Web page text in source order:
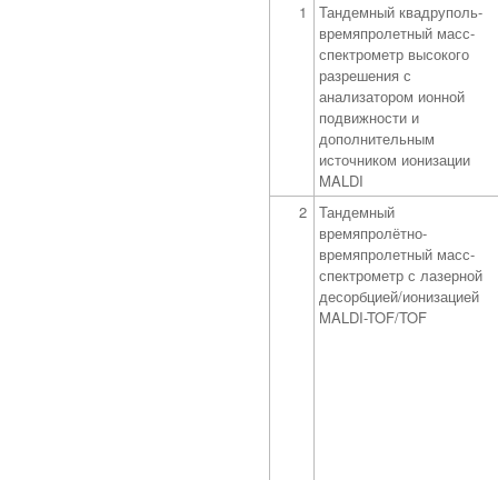
1
Тандемный квадруполь-
времяпролетный масс-
спектрометр высокого
разрешения с
анализатором ионной
подвижности и
дополнительным
источником ионизации
MALDI
2 Тандемный
времяпролётно-
времяпролетный масс-
спектрометр с лазерной
десорбцией/ионизацией
MALDI-TOF/TOF